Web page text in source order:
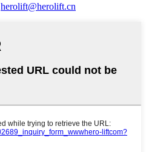
herolift@herolift.cn